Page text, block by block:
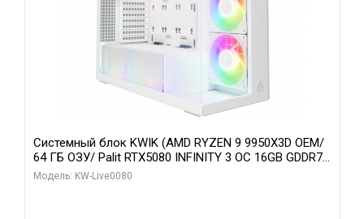
Системный блок KWIK (AMD RYZEN 9 9950X3D OEM/
64 ГБ ОЗУ/ Palit RTX5080 INFINITY 3 OC 16GB GDDR7
256bit 3xDP H/ 960 ГБ SSD)
Модель: KW-Live0080